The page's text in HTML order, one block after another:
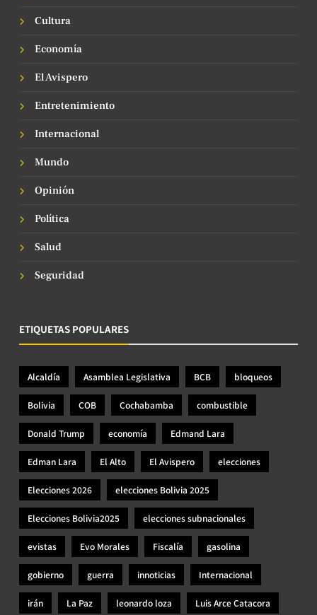
Cultura
Economía
El Avispero
Entretenimiento
Internacional
Mundo
Opinión
Política
Salud
Seguridad
ETIQUETAS POPULARES
Alcaldía Asamblea Legislativa BCB bloqueos
Bolivia COB Cochabamba combustible
Donald Trump economía Edmand Lara
Edman Lara El Alto El Avispero elecciones
Elecciones 2026 elecciones Bolivia 2025
Elecciones Bolivia2025 elecciones subnacionales
evistas Evo Morales Fiscalía gasolina
gobierno guerra innoticias Internacional
irán La Paz leonardo loza Luis Arce Catacora